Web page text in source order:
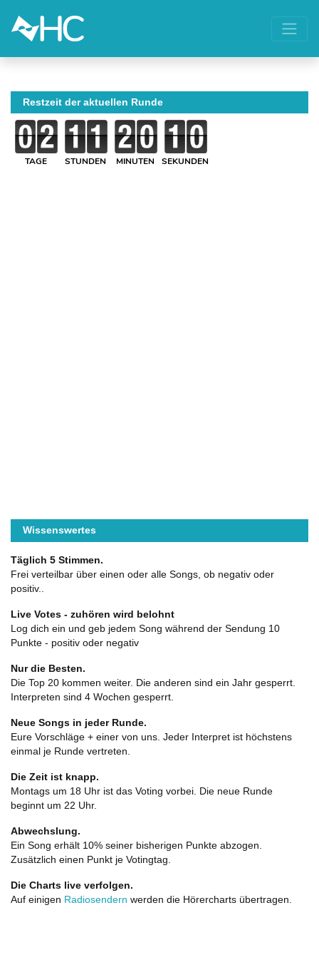
Restzeit der aktuellen Runde
TAGE STUNDEN MINUTEN SEKUNDEN
Wissenswertes
Täglich 5 Stimmen.
Frei verteilbar über einen oder alle Songs, ob negativ oder
positiv..
Live Votes - zuhören wird belohnt
Log dich ein und geb jedem Song während der Sendung 10
Punkte - positiv oder negativ
Nur die Besten.
Die Top 20 kommen weiter. Die anderen sind ein Jahr gesperrt.
Interpreten sind 4 Wochen gesperrt.
Neue Songs in jeder Runde.
Eure Vorschläge + einer von uns. Jeder Interpret ist höchstens
einmal je Runde vertreten.
Die Zeit ist knapp.
Montags um 18 Uhr ist das Voting vorbei. Die neue Runde
beginnt um 22 Uhr.
Abwechslung.
Ein Song erhält 10% seiner bisherigen Punkte abzogen.
Zusätzlich einen Punkt je Votingtag.
Die Charts live verfolgen.
Auf einigen Radiosendern werden die Hörercharts übertragen.